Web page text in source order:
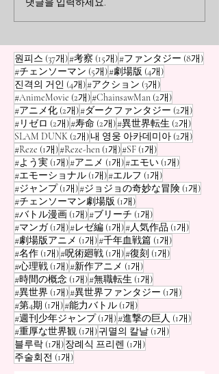
원피스 (37개)게시물 37개
#考察 (15개)게시물 15개
#ファンタジー (8개)게
#チェンソーマン (5개)게시물 5개
#劇場版 (4개)게시물 4개
진격의 거인 (4개)게시물 4개
#アクション (3개)게시물 3개
#AnimeMovie (2개)게시물 2개
#ChainsawMan (2개)게시물 2개
#アニメ化 (2개)게시물 2개
#ダークファンタジー (2개)게시물
#リゼロ (2개)게시물 2개
#寿命 (2개)게시물 2개
#異世界転生 (2개)게시물
SLAM DUNK (2개)게시물 2개
내 영웅 아카데미아 (2개)게시물
#Reze (1개)게시물 1개
#Reze-hen (1개)게시물 1개
#SF (1개)게시물 1개
#よう実 (1개)게시물 1개
#アニメ (1개)게시물 1개
#エモい (1개)게시물 1개
#エモーショナル (1개)게시물 1개
#エルフ (1개)게시물 1개
#ジャンプ (1개)게시물 1개
#ジョジョの奇妙な冒険 (1개)게시
#チェンソーマン劇場版 (1개)게시물 1개
#バトル漫画 (1개)게시물 1개
#ブリーチ (1개)게시물 1개
#マンガ (1개)게시물 1개
#レゼ編 (1개)게시물 1개
#人気作品 (1개)게시물
#劇場版アニメ (1개)게시물 1개
#千年血戦篇 (1개)게시물 1개
#名作 (1개)게시물 1개
#呪術廻戦 (1개)게시물 1개
#復刻 (1개)게시물 1개
#心理戦 (1개)게시물 1개
#新作アニメ (1개)게시물 1개
#時間の概念 (1개)게시물 1개
#無職転生 (1개)게시물 1개
#異世界 (1개)게시물 1개
#異世界ファンタジー (1개)게시물 1개
#第4期 (1개)게시물 1개
#能力バトル (1개)게시물 1개
#週刊少年ジャンプ (1개)게시물 1개
#進撃の巨人 (1개)게시물
#重厚な世界観 (1개)게시물 1개
귀멸의 칼날 (1개)게시물 1개
블루락 (1개)게시물 1개
장례식 프리렌 (1개)게시물 1개
주술회전 (1개)게시물 1개